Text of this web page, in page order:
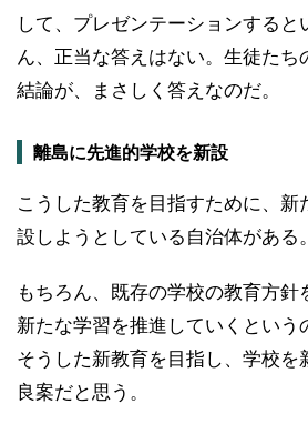
して、プレゼンテーションすると
ん、正当な答えはない。生徒たち
結論が、まさしく答えなのだ。
離島に先進的学校を新設
こうした教育を目指すために、新
設しようとしている自治体がある。
もちろん、既存の学校の教育方針
新たな学習を推進していくという
そうした新教育を目指し、学校を
良案だと思う。